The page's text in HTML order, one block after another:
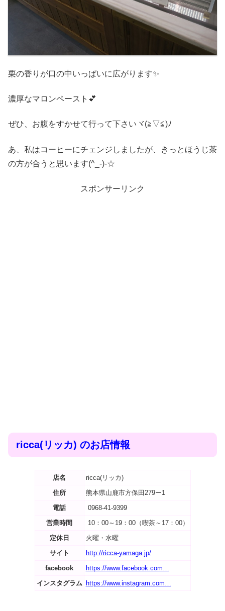
栗の香りが口の中いっぱいに広がります✨
濃厚なマロンペースト💕
ぜひ、お腹をすかせて行って下さいヾ(≧▽≦)ﾉ
あ、私はコーヒーにチェンジしましたが、きっとほうじ茶
の方が合うと思います(^_-)-☆
スポンサーリンク
ricca(リッカ) のお店情報
店名
ricca(リッカ)
住所
熊本県山鹿市方保田279ー1
電話
0968-41-9399
営業時間
10：00～19：00（喫茶～17：00）
定休日
火曜・水曜
サイト
http://ricca-yamaga.jp/
facebook
https://www.facebook.com…
インスタグラム
https://www.instagram.com…